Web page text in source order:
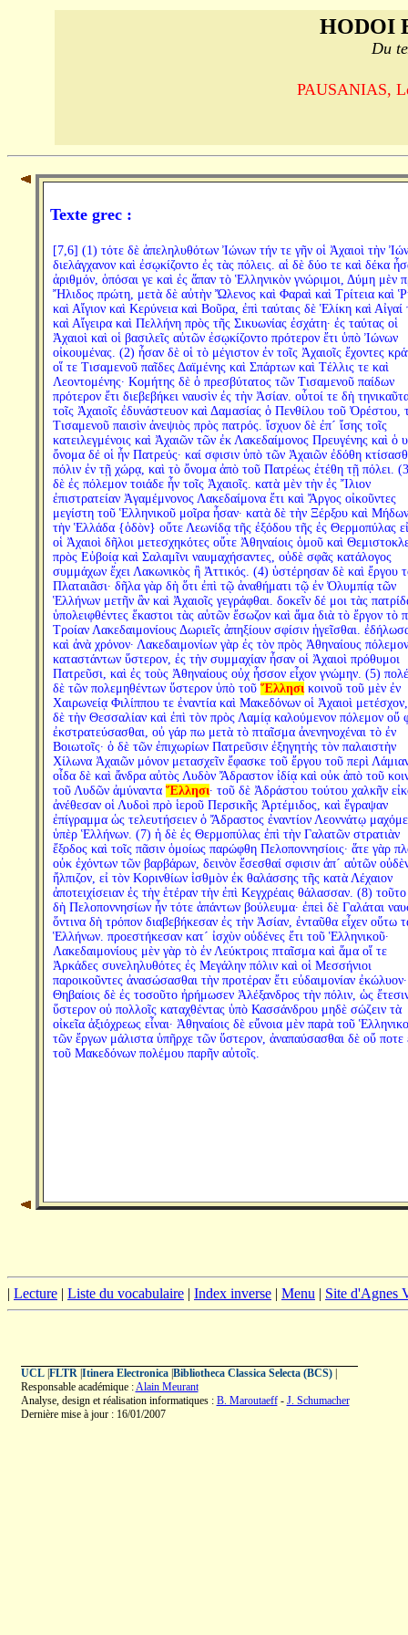
HODOI
Du
PAUSANIAS,
Texte grec :
[7,6] (1) τότε δὲ ἀπεληλυθότων Ἰώνων τήν τε γῆν οἱ Ἀχαιοὶ τὴν
διελάγχανον καὶ ἐσῳκίζοντο ἐς τὰς πόλεις. αἱ δὲ δύο τε καὶ δέκα
ἀριθμόν, ὁπόσαι γε καὶ ἐς ἅπαν τὸ Ἑλληνικὸν γνώριμοι, Δύμη μὲν
Ἤλιδος πρώτη, μετὰ δὲ αὐτὴν Ὤλενος καὶ Φαραὶ καὶ Τρίτεια καὶ
καὶ Αἴγιον καὶ Κερύνεια καὶ Βοῦρα, ἐπὶ ταύταις δὲ Ἑλίκη καὶ Αἰγαί
καὶ Αἴγειρα καὶ Πελλήνη πρὸς τῆς Σικυωνίας ἐσχάτη· ἐς ταύτας οἱ
Ἀχαιοὶ καὶ οἱ βασιλεῖς αὐτῶν ἐσῳκίζοντο πρότερον ἔτι ὑπὸ Ἰώνων
οἰκουμένας. (2) ἦσαν δὲ οἱ τὸ μέγιστον ἐν τοῖς Ἀχαιοῖς ἔχοντες
οἵ τε Τισαμενοῦ παῖδες Δαϊμένης καὶ Σπάρτων καὶ Τέλλις τε καὶ
Λεοντομένης· Κομήτης δὲ ὁ πρεσβύτατος τῶν Τισαμενοῦ παίδων
πρότερον ἔτι διεβεβήκει ναυσὶν ἐς τὴν Ἀσίαν. οὗτοί τε δὴ
τοῖς Ἀχαιοῖς ἐδυνάστευον καὶ Δαμασίας ὁ Πενθίλου τοῦ Ὀρέστου,
Τισαμενοῦ παισὶν ἀνεψιὸς πρὸς πατρός. ἴσχυον δὲ ἐπ´ ἴσης τοῖς
κατειλεγμένοις καὶ Ἀχαιῶν τῶν ἐκ Λακεδαίμονος Πρευγένης καὶ ὁ
ὄνομα δέ οἱ ἦν Πατρεύς· καί σφισιν ὑπὸ τῶν Ἀχαιῶν ἐδόθη
πόλιν ἐν τῇ χώρᾳ, καὶ τὸ ὄνομα ἀπὸ τοῦ Πατρέως ἐτέθη τῇ πόλει.
δὲ ἐς πόλεμον τοιάδε ἦν τοῖς Ἀχαιοῖς. κατὰ μὲν τὴν ἐς Ἴλιον
ἐπιστρατείαν Ἀγαμέμνονος Λακεδαίμονα ἔτι καὶ Ἄργος οἰκοῦντες
μεγίστη τοῦ Ἑλληνικοῦ μοῖρα ἦσαν· κατὰ δὲ τὴν Ξέρξου καὶ
τὴν Ἑλλάδα {ὁδὸν} οὔτε Λεωνίδᾳ τῆς ἐξόδου τῆς ἐς Θερμοπύλας
οἱ Ἀχαιοὶ δῆλοι μετεσχηκότες οὔτε Ἀθηναίοις ὁμοῦ καὶ
πρὸς Εὐβοίᾳ καὶ Σαλαμῖνι ναυμαχήσαντες, οὐδὲ σφᾶς κατάλογος
συμμάχων ἔχει Λακωνικὸς ἢ Ἀττικός. (4) ὑστέρησαν δὲ καὶ ἔργου
Πλαταιᾶσι· δῆλα γὰρ δὴ ὅτι ἐπὶ τῷ ἀναθήματι τῷ ἐν Ὀλυμπίᾳ τῶν
Ἑλλήνων μετῆν ἂν καὶ Ἀχαιοῖς γεγράφθαι. δοκεῖν δέ μοι τὰς
ὑπολειφθέντες ἕκαστοι τὰς αὑτῶν ἔσωζον καὶ ἅμα διὰ τὸ ἔργον τὸ
Τροίαν Λακεδαιμονίους Δωριεῖς ἀπηξίουν σφίσιν ἡγεῖσθαι.
καὶ ἀνὰ χρόνον· Λακεδαιμονίων γὰρ ἐς τὸν πρὸς Ἀθηναίους πόλεμον
καταστάντων ὕστερον, ἐς τὴν συμμαχίαν ἦσαν οἱ Ἀχαιοὶ πρόθυμοι
Πατρεῦσι, καὶ ἐς τοὺς Ἀθηναίους οὐχ ἧσσον εἶχον γνώμην. (5)
δὲ τῶν πολεμηθέντων ὕστερον ὑπὸ τοῦ Ἕλλησικοινοῦ τοῦ μὲν ἐν
Χαιρωνείᾳ Φιλίππου τε ἐναντία καὶ Μακεδόνων οἱ Ἀχαιοὶ
δὲ τὴν Θεσσαλίαν καὶ ἐπὶ τὸν πρὸς Λαμίᾳ καλούμενον πόλεμον οὔ
ἐκστρατεύσασθαι, οὐ γάρ πω μετὰ τὸ πταῖσμα ἀνενηνοχέναι τὸ ἐν
Βοιωτοῖς· ὁ δὲ τῶν ἐπιχωρίων Πατρεῦσιν ἐξηγητὴς τὸν παλαιστὴν
Χίλωνα Ἀχαιῶν μόνον μετασχεῖν ἔφασκε τοῦ ἔργου τοῦ περὶ
οἶδα δὲ καὶ ἄνδρα αὐτὸς Λυδὸν Ἄδραστον ἰδίᾳ καὶ οὐκ ἀπὸ τοῦ
τοῦ Λυδῶν ἀμύναντα Ἕλλησι· τοῦ δὲ Ἀδράστου τούτου χαλκῆν
ἀνέθεσαν οἱ Λυδοὶ πρὸ ἱεροῦ Περσικῆς Ἀρτέμιδος, καὶ ἔγραψαν
ἐπίγραμμα ὡς τελευτήσειεν ὁ Ἄδραστος ἐναντίον Λεοννάτῳ
ὑπὲρ Ἑλλήνων. (7) ἡ δὲ ἐς Θερμοπύλας ἐπὶ τὴν Γαλατῶν στρατιὰν
ἔξοδος καὶ τοῖς πᾶσιν ὁμοίως παρώφθη Πελοποννησίοις· ἅτε γὰρ
οὐκ ἐχόντων τῶν βαρβάρων, δεινὸν ἔσεσθαί σφισιν ἀπ´ αὐτῶν
ἤλπιζον, εἰ τὸν Κορινθίων ἰσθμὸν ἐκ θαλάσσης τῆς κατὰ Λέχαιον
ἀποτειχίσειαν ἐς τὴν ἑτέραν τὴν ἐπὶ Κεγχρέαις θάλασσαν. (8)
δὴ Πελοποννησίων ἦν τότε ἁπάντων βούλευμα· ἐπεὶ δὲ Γαλάται
ὅντινα δὴ τρόπον διαβεβήκεσαν ἐς τὴν Ἀσίαν, ἐνταῦθα εἶχεν οὕτω
Ἑλλήνων. προεστήκεσαν κατ´ ἰσχὺν οὐδένες ἔτι τοῦ Ἑλληνικοῦ·
Λακεδαιμονίους μὲν γὰρ τὸ ἐν Λεύκτροις πταῖσμα καὶ ἅμα οἵ τε
Ἀρκάδες συνεληλυθότες ἐς Μεγάλην πόλιν καὶ οἱ Μεσσήνιοι
παροικοῦντες ἀνασώσασθαι τὴν προτέραν ἔτι εὐδαιμονίαν
Θηβαίοις δὲ ἐς τοσοῦτο ἠρήμωσεν Ἀλέξανδρος τὴν πόλιν, ὡς
ὕστερον οὐ πολλοῖς καταχθέντας ὑπὸ Κασσάνδρου μηδὲ σώζειν τὰ
οἰκεῖα ἀξιόχρεως εἶναι· Ἀθηναίοις δὲ εὔνοια μὲν παρὰ τοῦ
τῶν ἔργων μάλιστα ὑπῆρχε τῶν ὕστερον, ἀναπαύσασθαι δὲ οὔ ποτε
τοῦ Μακεδόνων πολέμου παρῆν αὐτοῖς.
| Lecture | Liste du vocabulaire | Index inverse | Menu | Site d'Agnes
UCL| FLTR| Itinera Electronica| Bibliotheca Classica Selecta (BCS)|
Responsable académique :Alain Meurant
Analyse, design et réalisation informatiques : B. Maroutaeff- J. Schumacher
Dernière mise à jour : 16/01/2007